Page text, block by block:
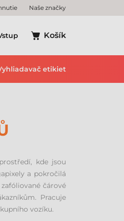
Naše značky
Košík
etikiet
kde jsou
a pokročilá
čárové
Pracuje
vozíku.